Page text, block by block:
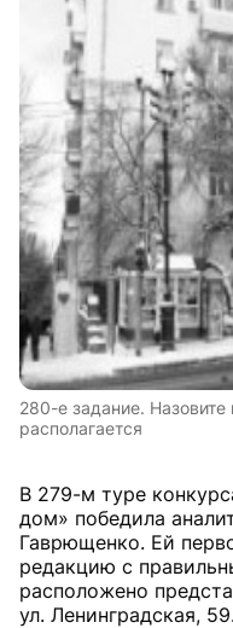
280-е задание.
располагается
В 279-м туре
дом» победила
Гаврющенко. Ей
редакцию с
расположено
ул. Ленинградская,